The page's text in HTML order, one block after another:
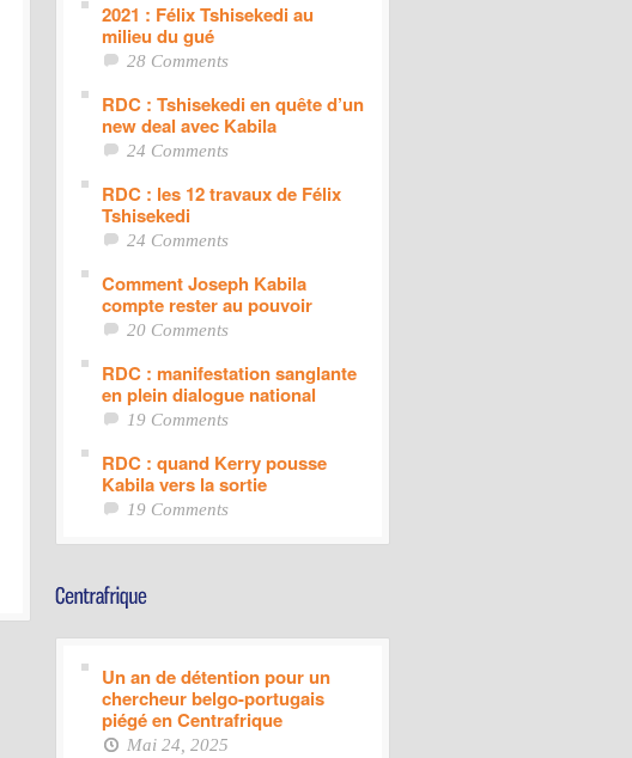
2021 : Félix Tshisekedi au
milieu du gué
28 Comments
RDC : Tshisekedi en quête d’un
new deal avec Kabila
24 Comments
RDC : les 12 travaux de Félix
Tshisekedi
24 Comments
Comment Joseph Kabila
compte rester au pouvoir
20 Comments
RDC : manifestation sanglante
en plein dialogue national
19 Comments
RDC : quand Kerry pousse
Kabila vers la sortie
19 Comments
Un an de détention pour un
chercheur belgo-portugais
piégé en Centrafrique
Mai 24, 2025